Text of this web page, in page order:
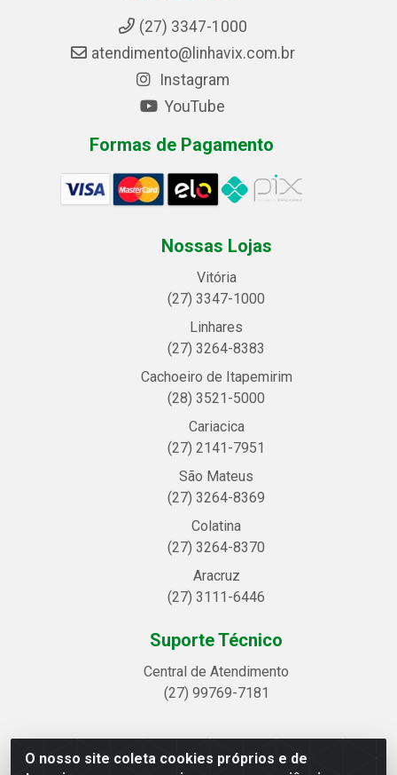
O nosso site coleta cookies próprios e de
(27) 3347-1000
atendimento@linhavix.com.br
Instagram
YouTube
Formas de Pagamento
Nossas Lojas
Vitória
(27) 3347-1000
Linhares
(27) 3264-8383
Cachoeiro de Itapemirim
(28) 3521-5000
Cariacica
(27) 2141-7951
São Mateus
(27) 3264-8369
Colatina
(27) 3264-8370
Aracruz
(27) 3111-6446
Suporte Técnico
Central de Atendimento
(27) 99769-7181
Linhavix Distribuidora LTDA - Avenida Alegre, 2521 -